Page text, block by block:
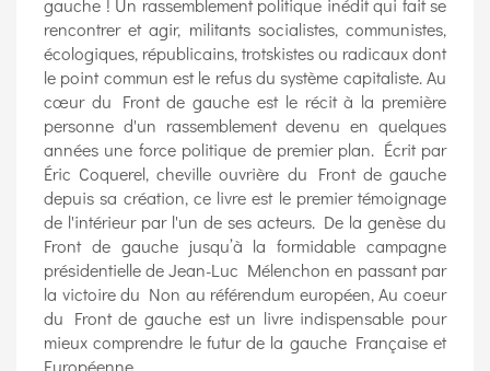
gauche ! Un rassemblement politique inédit qui fait se
rencontrer et agir, militants socialistes, communistes,
écologiques, républicains, trotskistes ou radicaux dont
le point commun est le refus du système capitaliste. Au
cœur du Front de gauche est le récit à la première
personne d'un rassemblement devenu en quelques
années une force politique de premier plan. Écrit par
Éric Coquerel, cheville ouvrière du Front de gauche
depuis sa création, ce livre est le premier témoignage
de l'intérieur par l'un de ses acteurs. De la genèse du
Front de gauche jusqu’à la formidable campagne
présidentielle de Jean-Luc Mélenchon en passant par
la victoire du Non au référendum européen, Au coeur
du Front de gauche est un livre indispensable pour
mieux comprendre le futur de la gauche Française et
Européenne.